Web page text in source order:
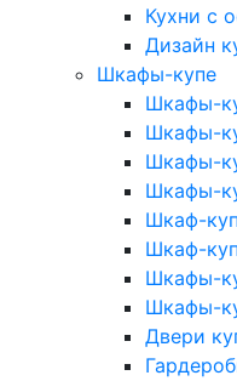
Кухни с
Дизайн
Шкафы-купе
Шкафы-
Шкафы-
Шкафы-
Шкафы-
Шкаф-
Шкаф-
Шкафы-
Шкафы-
Двери